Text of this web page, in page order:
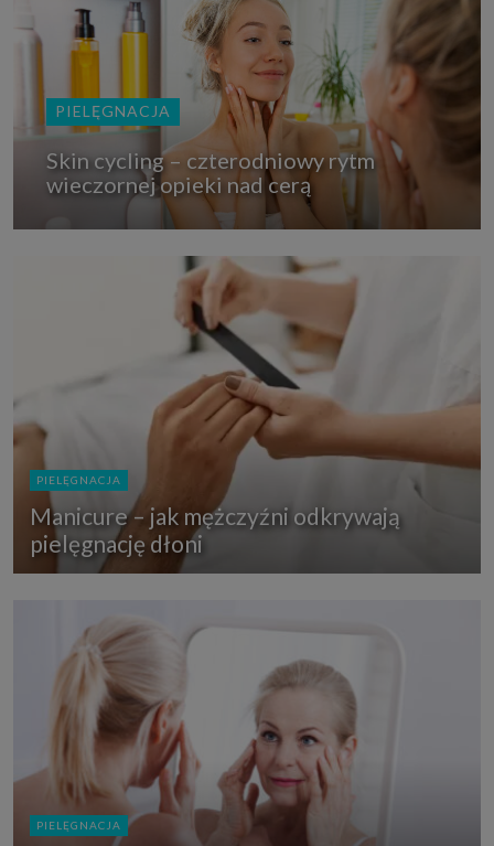
PIELĘGNACJA
Skin cycling – czterodniowy rytm
wieczornej opieki nad cerą
PIELĘGNACJA
Manicure – jak mężczyźni odkrywają
pielęgnację dłoni
PIELĘGNACJA